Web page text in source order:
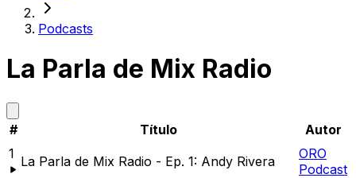
Podcasts
La Parla de Mix Radio
# Título
Autor
1 La Parla de Mix Radio - Ep. 1: Andy Rivera
ORO
Podcast